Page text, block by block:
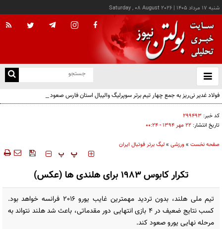
شنبه ۱۷ مرداد ۱۴۰۵ |
Saturday , 08 August 2026
باز
و
فولاد غدیر نی‌ریز به جمع چهار تیم برتر سوپرلیگ والیبال استان فارس صعود کرد
کد خبر: ۲۹۹۴۹۳
تاریخ انتشار: ۲۲ مهر ۱۳۹۴ - ۰۰:۲۴
صفحه نخست »ورزشی »لیگ برتر فوتبال ایران
‍‍‍ پ پ
تکرار کابوس 1983 برای هلندی ها (عکس)
تیم ملی هلند، بدون تردید مهمترین غایب یورو 2016 فرانسه خواهد بود.
کسب نتایج ضعیف در 4 بازی انتهایی دور مقدماتی، باعث شد هلند نتواند به
مرحله نهایی یورو صعود کند.